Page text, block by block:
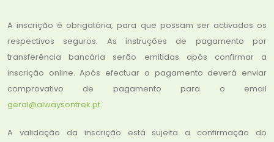
A inscrição é obrigatória, para que possam ser activados os
respectivos seguros. As instruções de pagamento por
transferência bancária serão emitidas após confirmar a
inscrição online. Após efectuar o pagamento deverá enviar
comprovativo de pagamento para o email
geral@alwaysontrek.pt.
A validação da inscrição está sujeita a confirmação do